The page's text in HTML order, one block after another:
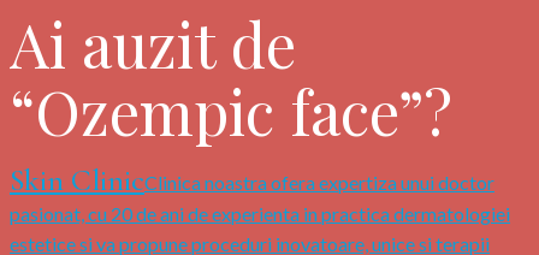
Ai auzit de
“Ozempic face”?
Skin ClinicClinica noastra ofera expertiza unui doctor
pasionat, cu 20 de ani de experienta in practica dermatologiei
estetice si va propune proceduri inovatoare, unice si terapii